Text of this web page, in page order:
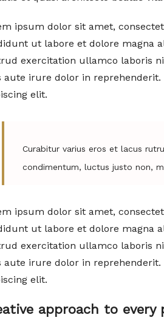
ipsum dolor sit amet,
ut labore et dolore magna
exercitation ullamco laboris
aute irure dolor in
elit.
Curabitur varius eros et lacus
condimentum, luctus justo non,
ipsum dolor sit amet,
ut labore et dolore magna
exercitation ullamco laboris
aute irure dolor in
elit.
approach to every